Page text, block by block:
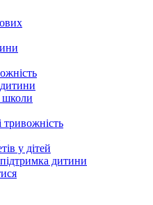
дитини
школи
тривожність
у дітей
дитини